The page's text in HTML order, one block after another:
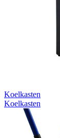
Koelkasten
Koelkasten